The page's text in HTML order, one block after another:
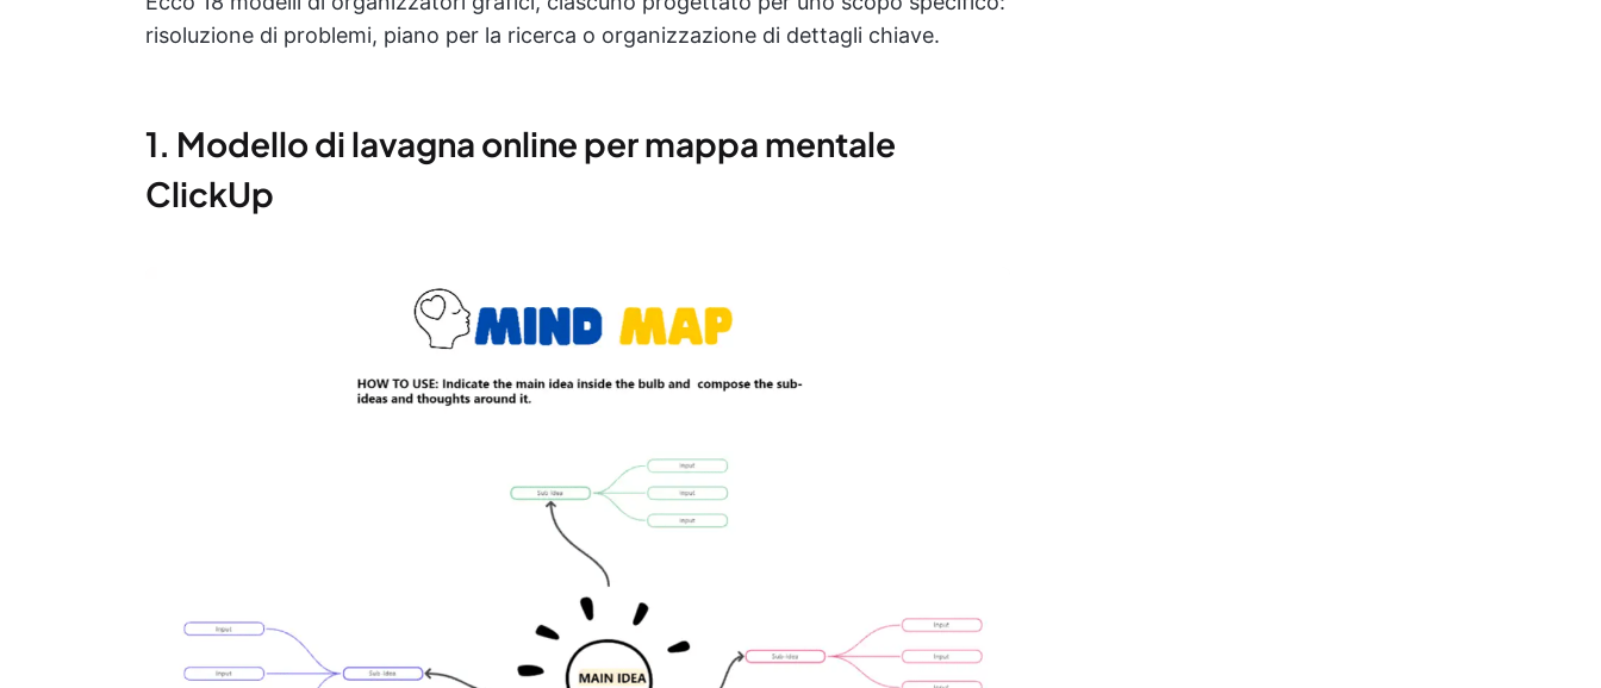
risoluzione di problemi, piano per la ricerca o organizzazione di dettagli chiave.
1. Modello di lavagna online per mappa mentale
ClickUp